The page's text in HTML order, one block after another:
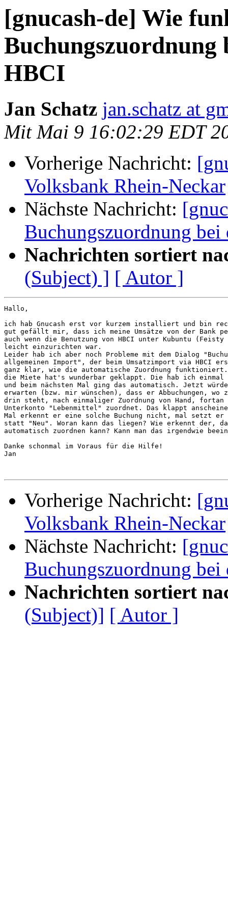
[gnucash-de] Wie
Buchungszuordnung
HBCI
Jan Schatz jan.schatz at
Mit Mai 9 16:02:29 EDT
Vorherige Nachricht:
Volksbank Rhein-Neckar
Nächste Nachricht:
Buchungszuordnung
Nachrichten sortiert
(Subject) ] [ Autor ]
Hallo,
ich hab Gnucash erst vor kurzem installiert und bin
gut gefällt mir, dass ich meine Umsätze von der Bank
auch wenn die Benutzung von HBCI unter Kubuntu
leicht einzurichten war.
Leider hab ich aber noch Probleme mit dem Dialog
allgemeinen Import", der beim Umsatzimport via
ganz klar, wie die automatische Zuordnung
die Miete hat's wunderbar geklappt. Die hab ich einmal
und beim nächsten Mal ging das automatisch. Jetzt
erwarten (bzw. mir wünschen), dass er Abbuchungen, wo
drin steht, nach einmaliger Zuordnung von Hand, fortan
Unterkonto "Lebenmittel" zuordnet. Das klappt
Mal erkennt er eine solche Buchung nicht, mal setzt er
statt "Neu". Woran kann das liegen? Wie erkennt der,
automatisch zuordnen kann? Kann man das irgendwie
Danke schonmal im Voraus für die Hilfe!
Jan
Vorherige Nachricht:
Volksbank Rhein-Neckar
Nächste Nachricht:
Buchungszuordnung
Nachrichten sortiert
(Subject)] [ Autor ]